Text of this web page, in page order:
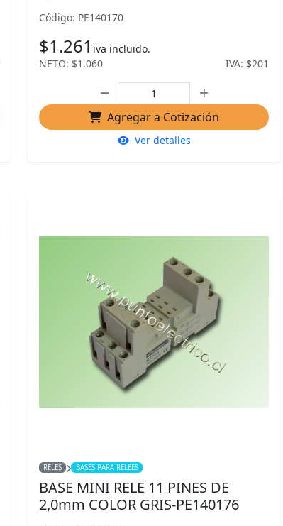
Código: PE140170
$1.261 iva incluido.
NETO: $1.060
IVA: $201
Agregar a Cotización
Ver detalles
RELES BASES PARA RELEES
BASE MINI RELE 11 PINES DE
2,0mm COLOR GRIS-PE140176